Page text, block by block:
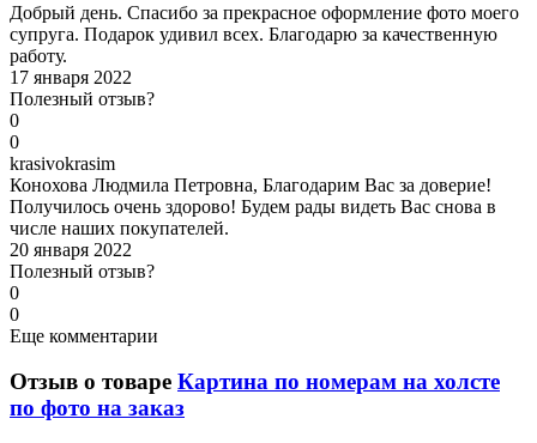
Добрый день. Спасибо за прекрасное оформление фото моего
супруга. Подарок удивил всех. Благодарю за качественную
работу.
17 января 2022
Полезный отзыв?
0
0
krasivokrasim
Конохова Людмила Петровна, Благодарим Вас за доверие!
Получилось очень здорово! Будем рады видеть Вас снова в
числе наших покупателей.
20 января 2022
Полезный отзыв?
0
0
Еще комментарии
Отзыв о товаре Картина по номерам на холсте
по фото на заказ